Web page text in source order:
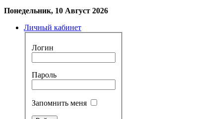
Понедельник, 10 Август 2026
Личный кабинет
Логин
Пароль
Запомнить меня